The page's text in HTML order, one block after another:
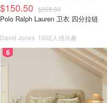
$150.50 $269.00
Polo Ralph Lauren 卫衣 四分拉链
David Jones 1002人感兴趣
6